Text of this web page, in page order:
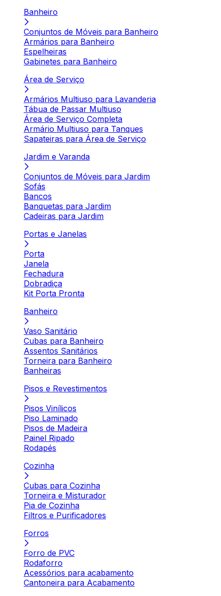
Banheiro
Conjuntos de Móveis para Banheiro
Armários para Banheiro
Espelheiras
Gabinetes para Banheiro
Área de Serviço
Armários Multiuso para Lavanderia
Tábua de Passar Multiuso
Área de Serviço Completa
Armário Multiuso para Tanques
Sapateiras para Área de Serviço
Jardim e Varanda
Conjuntos de Móveis para Jardim
Sofás
Bancos
Banquetas para Jardim
Cadeiras para Jardim
Portas e Janelas
Porta
Janela
Fechadura
Dobradiça
Kit Porta Pronta
Banheiro
Vaso Sanitário
Cubas para Banheiro
Assentos Sanitários
Torneira para Banheiro
Banheiras
Pisos e Revestimentos
Pisos Vinílicos
Piso Laminado
Pisos de Madeira
Painel Ripado
Rodapés
Cozinha
Cubas para Cozinha
Torneira e Misturador
Pia de Cozinha
Filtros e Purificadores
Forros
Forro de PVC
Rodaforro
Acessórios para acabamento
Cantoneira para Acabamento